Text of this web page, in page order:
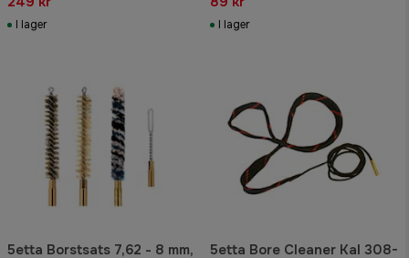
I lager I lager
5etta Borstsats 7,62 - 8 mm,
5etta Bore Cleaner Kal 308-